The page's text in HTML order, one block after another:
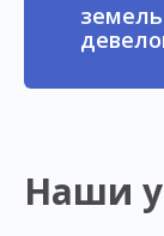
Наши